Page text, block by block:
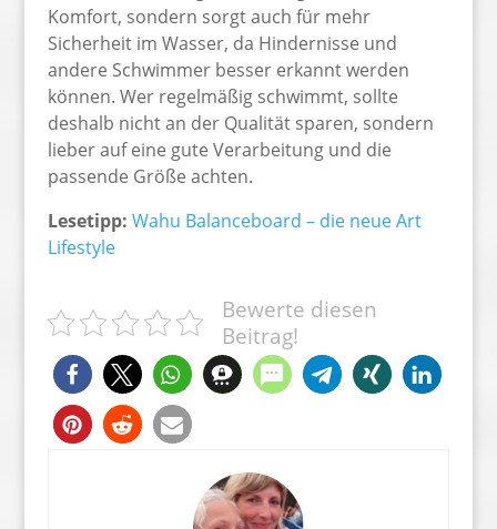
Komfort, sondern sorgt auch für mehr
Sicherheit im Wasser, da Hindernisse und
andere Schwimmer besser erkannt werden
können. Wer regelmäßig schwimmt, sollte
deshalb nicht an der Qualität sparen, sondern
lieber auf eine gute Verarbeitung und die
passende Größe achten.
Lesetipp: Wahu Balanceboard – die neue Art
Lifestyle
Bewerte diesen
Beitrag!